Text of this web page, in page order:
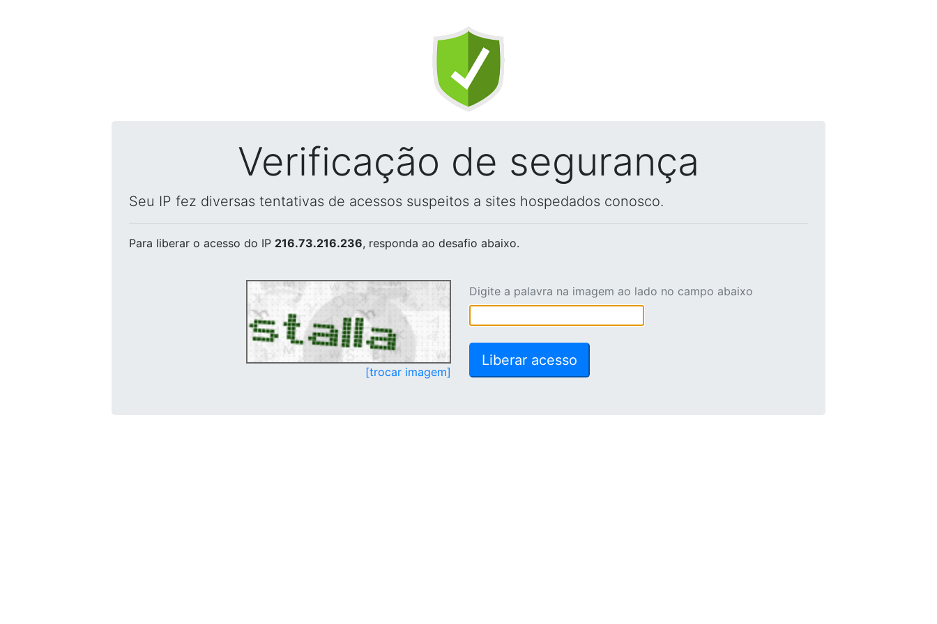
Verificação de segurança
Seu IP fez diversas tentativas de acessos suspeitos a sites hospedados conosco.
Para liberar o acesso do IP 216.73.216.236, responda ao desafio abaixo.
[trocar imagem]
Digite a palavra na imagem ao lado no campo abaixo